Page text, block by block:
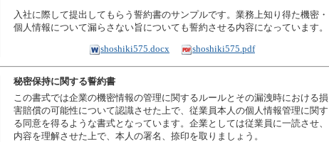
入社に際して提出してもらう誓約書のサンプルです。業務上知り得た機密・
個人情報について漏らさない旨についても誓約させる内容になっています。
shoshiki575.docx
shoshiki575.pdf
秘密保持に関する誓約書
この書式では企業の機密情報の管理に関するルールとその漏洩時における損
害賠償の可能性について認識させた上で、従業員本人の個人情報管理に関す
る同意を得るような書式となっています。企業としては従業員に一読させ、
内容を理解させた上で、本人の署名、捺印を取りましょう。